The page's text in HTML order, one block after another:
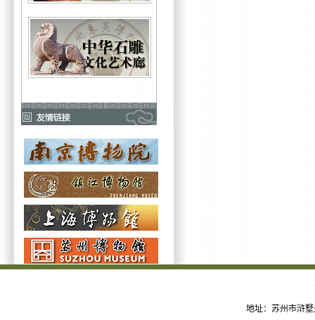
地址：苏州市浒